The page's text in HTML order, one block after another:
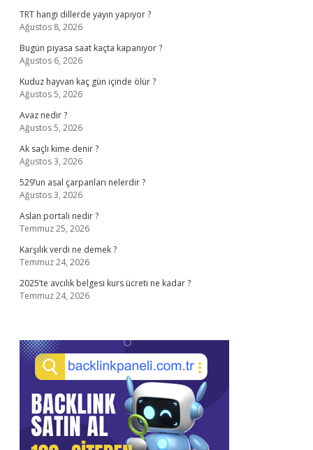
TRT hangi dillerde yayın yapıyor ?
Ağustos 8, 2026
Bugün piyasa saat kaçta kapanıyor ?
Ağustos 6, 2026
Kuduz hayvan kaç gün içinde ölür ?
Ağustos 5, 2026
Avaz nedir ?
Ağustos 5, 2026
Ak saçlı kime denir ?
Ağustos 3, 2026
529’un asal çarpanları nelerdir ?
Ağustos 3, 2026
Aslan portali nedir ?
Temmuz 25, 2026
Karşılık verdi ne demek ?
Temmuz 24, 2026
2025’te avcılık belgesi kurs ücreti ne kadar ?
Temmuz 24, 2026